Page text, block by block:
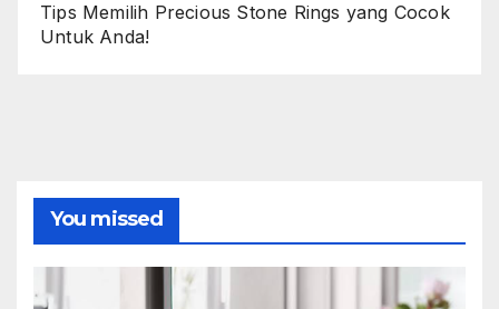
Tips Memilih Precious Stone Rings yang Cocok
Untuk Anda!
You missed